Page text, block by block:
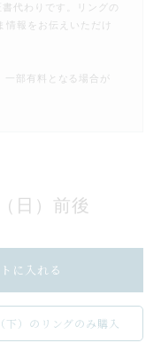
代わりです。リングの
情報をお伝えいただけ
部有料となる場合が
日）前後
に入れる
（下）のリングのみ購入